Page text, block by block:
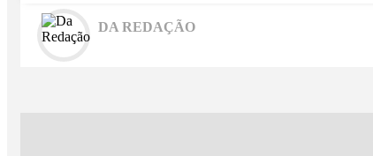
DA REDAÇÃO